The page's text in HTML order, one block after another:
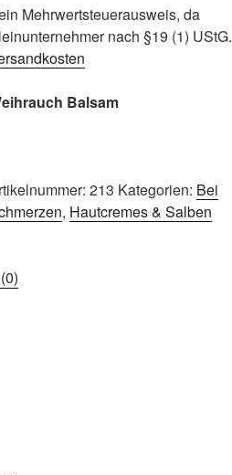
Mehrwertsteuerausweis, da
nach §19 (1) UStG.
Balsam
213 Kategorien: Bei
, Hautcremes & Salben